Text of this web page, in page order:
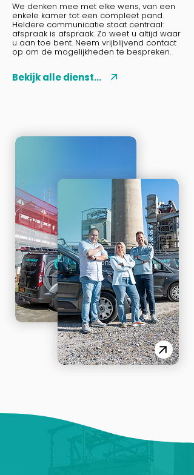
We denken mee met elke wens, van een
enkele kamer tot een compleet pand.
Heldere communicatie staat centraal:
afspraak is afspraak. Zo weet u altijd waar
u aan toe bent. Neem vrijblijvend contact
op om de mogelijkheden te bespreken.
Bekijk alle diensten